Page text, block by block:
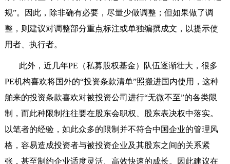
规”。因此，除非确有必要，尽量少做调整；但如果做了调
整，则建议对调整部分重点标注或单独编撰成文，以提示使
用者、执行者。
此外，近几年PE （私募股权基金）队伍逐渐壮大，很多
PE机构喜欢将国外的“投资条款清单”照搬进国内使用，这种
舶来的投资条款喜欢对被投资公司进行“无微不至”的各类限
制，而此种限制往往要在股东会职权、股东表决权中落实。
以笔者的经验，如此众多的限制并不符合中国企业的管理风
格，容易造成投资者与被投资企业及其股东之间的关系紧
张，甚至制约企业适度灵活、高效快速的成长。因此建议在